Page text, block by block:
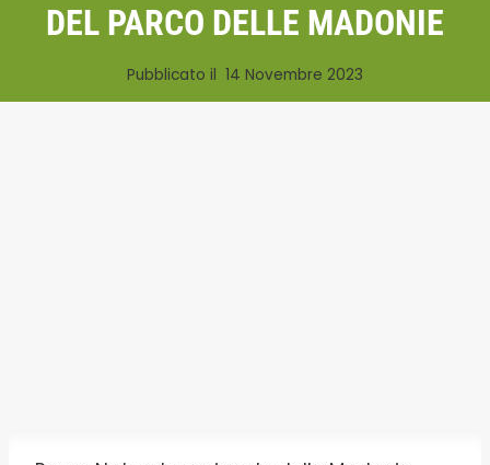
DEL PARCO DELLE MADONIE
Pubblicato il 14 Novembre 2023